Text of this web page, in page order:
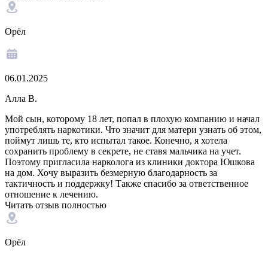
Орёл
06.01.2025
Алла В.
Мой сын, которому 18 лет, попал в плохую компанию и начал
употреблять наркотики. Что значит для матери узнать об этом,
поймут лишь те, кто испытал такое. Конечно, я хотела
сохранить проблему в секрете, не ставя мальчика на учет.
Поэтому пригласила нарколога из клиники доктора Юшкова
на дом. Хочу выразить безмерную благодарность за
тактичность и поддержку! Также спасибо за ответственное
отношение к лечению.
Читать отзыв полностью
Орёл